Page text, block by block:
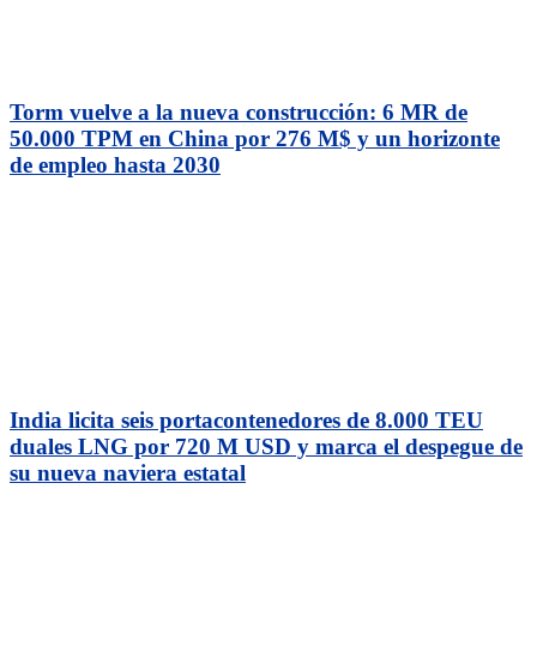
Torm vuelve a la nueva construcción: 6 MR de
50.000 TPM en China por 276 M$ y un horizonte
de empleo hasta 2030
India licita seis portacontenedores de 8.000 TEU
duales LNG por 720 M USD y marca el despegue de
su nueva naviera estatal